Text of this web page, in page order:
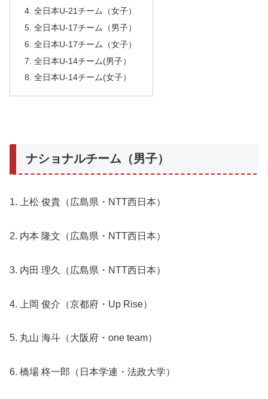
全日本U-21チーム（女子）
全日本U-17チーム（男子）
全日本U-17チーム（女子）
全日本U-14チーム(男子）
全日本U-14チーム(女子）
ナショナルチーム（男子）
1. 上松 俊貴（広島県・NTT西日本）
2. 内本 隆文（広島県・NTT西日本）
3. 内田 理久（広島県・NTT西日本）
4. 上岡 俊介（京都府・Up Rise）
5. 丸山 海斗（大阪府・one team）
6. 橋場 柊一郎（日本学連・法政大学）